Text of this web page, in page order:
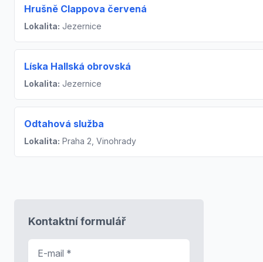
Hrušně Clappova červená
Lokalita: Jezernice
Líska Hallská obrovská
Lokalita: Jezernice
Odtahová služba
Lokalita: Praha 2, Vinohrady
Kontaktní formulář